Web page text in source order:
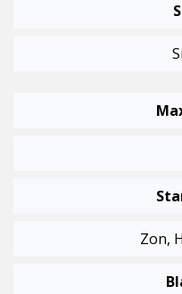
Zon,